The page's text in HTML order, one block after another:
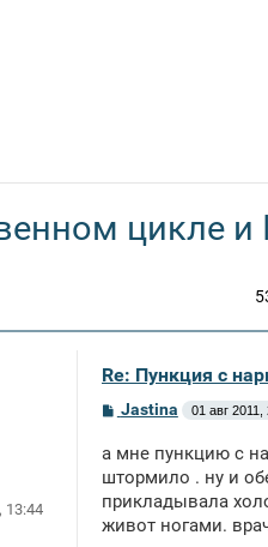
цикле и
13:44
Re: Пункция с
б
щ
н
и
Jastina 01 авг 2011,
а мне пункцию с
штормило . ну и
прикладывала
живот ногами.